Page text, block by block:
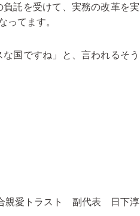
託を受けて、実務の改革を実
ってます。
国ですね」と、言われるそう
親愛トラスト 副代表 日下淳